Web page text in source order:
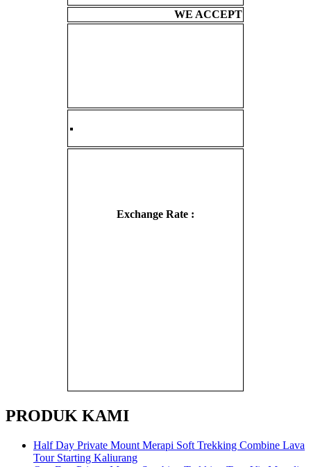
WE ACCEPT
Exchange Rate :
PRODUK KAMI
Half Day Private Mount Merapi Soft Trekking Combine Lava
Tour Starting Kaliurang